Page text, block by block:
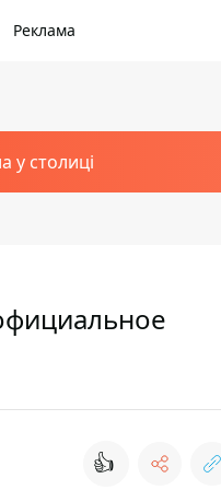
Реклама
у столиці
👍